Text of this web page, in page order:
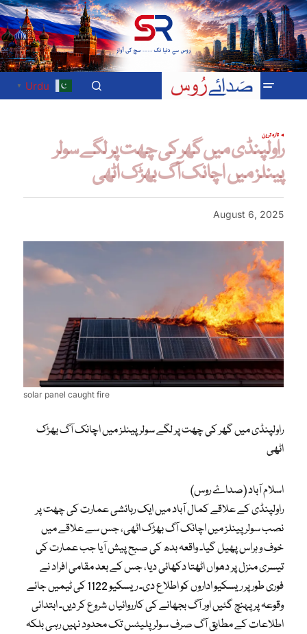
Urdu
▼
تازہ ترین
راولپنڈی میں گھر کی چھت پر لگے سولر
پینلز میں اچانک آگ بھڑک اٹھی
August 6, 2025
solar panel caught fire
راولپنڈی میں گھر کی چھت پر لگے سولر پینلز میں اچانک آگ بھڑک
اٹھی
اسلام آباد (صداۓ روس)
راولپنڈی کے علاقے کمال آباد میں ایک رہائشی عمارت کی چھت پر
نصب سولر پینلز میں اچانک آگ بھڑک اٹھی، جس سے علاقے میں
خوف و ہراس پھیل گیا۔ واقعہ بدھ کی صبح پیش آیا جب عمارت کی
تیسری منزل پر دھواں اٹھتا دکھائی دیا، جس کے بعد مقامی افراد نے
فوری طور پر ریسکیو اداروں کو اطلاع دی۔ ریسکیو 1122 کی ٹیمیں جائے
وقوعہ پر پہنچ گئیں اور آگ بجھانے کی کارروائیاں شروع کر دیں۔ ابتدائی
اطلاعات کے مطابق آگ صرف سولر پلیٹس تک محدود نہیں رہی بلکہ